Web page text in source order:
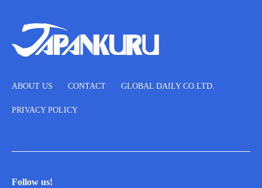
ABOUT US CONTACT GLOBAL DAILY CO.LTD.
PRIVACY POLICY
Follow us!